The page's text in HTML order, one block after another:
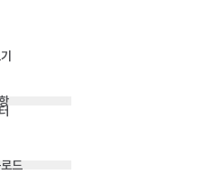
드